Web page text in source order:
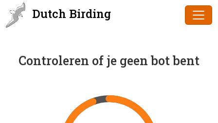
Dutch Birding
Controleren of je geen bot bent